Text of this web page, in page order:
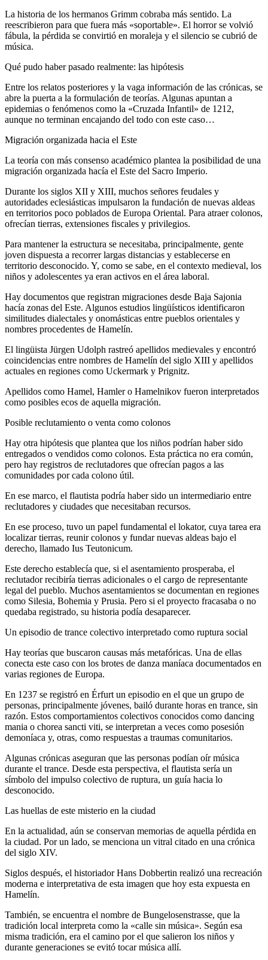
La historia de los hermanos Grimm cobraba más sentido. La
reescribieron para que fuera más «soportable». El horror se volvió
fábula, la pérdida se convirtió en moraleja y el silencio se cubrió de
música.
Qué pudo haber pasado realmente: las hipótesis
Entre los relatos posteriores y la vaga información de las crónicas, se
abre la puerta a la formulación de teorías. Algunas apuntan a
epidemias o fenómenos como la «Cruzada Infantil» de 1212,
aunque no terminan encajando del todo con este caso…
Migración organizada hacia el Este
La teoría con más consenso académico plantea la posibilidad de una
migración organizada hacía el Este del Sacro Imperio.
Durante los siglos XII y XIII, muchos señores feudales y
autoridades eclesiásticas impulsaron la fundación de nuevas aldeas
en territorios poco poblados de Europa Oriental. Para atraer colonos,
ofrecían tierras, extensiones fiscales y privilegios.
Para mantener la estructura se necesitaba, principalmente, gente
joven dispuesta a recorrer largas distancias y establecerse en
territorio desconocido. Y, como se sabe, en el contexto medieval, los
niños y adolescentes ya eran activos en el área laboral.
Hay documentos que registran migraciones desde Baja Sajonia
hacía zonas del Este. Algunos estudios lingüísticos identificaron
similitudes dialectales y onomásticas entre pueblos orientales y
nombres procedentes de Hamelín.
El lingüista Jürgen Udolph rastreó apellidos medievales y encontró
coincidencias entre nombres de Hamelín del siglo XIII y apellidos
actuales en regiones como Uckermark y Prignitz.
Apellidos como Hamel, Hamler o Hamelnikov fueron interpretados
como posibles ecos de aquella migración.
Posible reclutamiento o venta como colonos
Hay otra hipótesis que plantea que los niños podrían haber sido
entregados o vendidos como colonos. Esta práctica no era común,
pero hay registros de reclutadores que ofrecían pagos a las
comunidades por cada colono útil.
En ese marco, el flautista podría haber sido un intermediario entre
reclutadores y ciudades que necesitaban recursos.
En ese proceso, tuvo un papel fundamental el lokator, cuya tarea era
localizar tierras, reunir colonos y fundar nuevas aldeas bajo el
derecho, llamado Ius Teutonicum.
Este derecho establecía que, si el asentamiento prosperaba, el
reclutador recibiría tierras adicionales o el cargo de representante
legal del pueblo. Muchos asentamientos se documentan en regiones
como Silesia, Bohemia y Prusia. Pero si el proyecto fracasaba o no
quedaba registrado, su historia podía desaparecer.
Un episodio de trance colectivo interpretado como ruptura social
Hay teorías que buscaron causas más metafóricas. Una de ellas
conecta este caso con los brotes de danza maníaca documentados en
varias regiones de Europa.
En 1237 se registró en Érfurt un episodio en el que un grupo de
personas, principalmente jóvenes, bailó durante horas en trance, sin
razón. Estos comportamientos colectivos conocidos como dancing
mania o chorea sancti viti, se interpretan a veces como posesión
demoníaca y, otras, como respuestas a traumas comunitarios.
Algunas crónicas aseguran que las personas podían oír música
durante el trance. Desde esta perspectiva, el flautista sería un
símbolo del impulso colectivo de ruptura, un guía hacia lo
desconocido.
Las huellas de este misterio en la ciudad
En la actualidad, aún se conservan memorias de aquella pérdida en
la ciudad. Por un lado, se menciona un vitral citado en una crónica
del siglo XIV.
Siglos después, el historiador Hans Dobbertin realizó una recreación
moderna e interpretativa de esta imagen que hoy esta expuesta en
Hamelín.
También, se encuentra el nombre de Bungelosenstrasse, que la
tradición local interpreta como la «calle sin música». Según esa
misma tradición, era el camino por el que salieron los niños y
durante generaciones se evitó tocar música allí.